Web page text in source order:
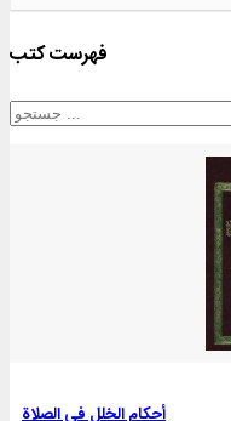
فهرست کتب
أحکام الخلل في الصلاة